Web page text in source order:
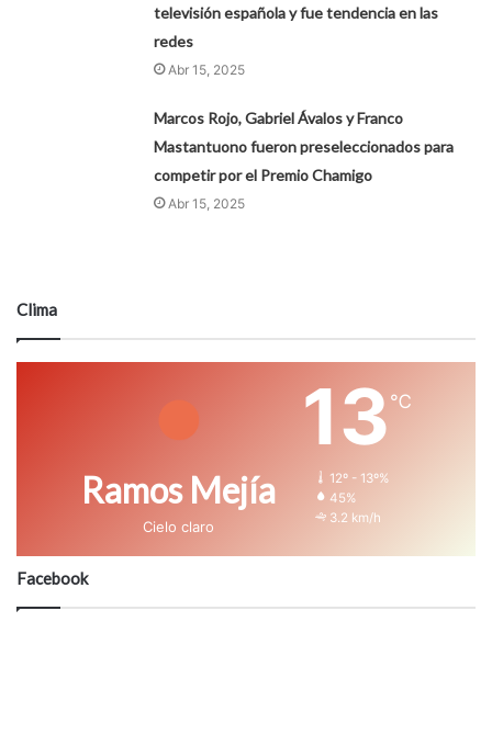
televisión española y fue tendencia en las
redes
Abr 15, 2025
Marcos Rojo, Gabriel Ávalos y Franco
Mastantuono fueron preseleccionados para
competir por el Premio Chamigo
Abr 15, 2025
Clima
Ramos Mejía
Cielo claro
13 ℃
12º - 13º%
45%
3.2 km/h
Facebook